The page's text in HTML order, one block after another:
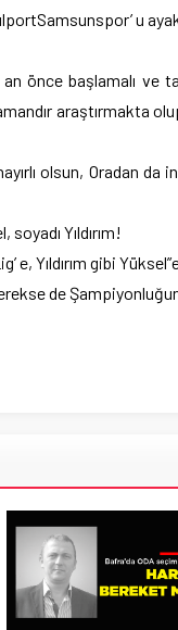
u
önce başlamalı ve
araştırmakta
olsun, Oradan
soyadı Yıldırım!
e, Yıldırım gibi
de